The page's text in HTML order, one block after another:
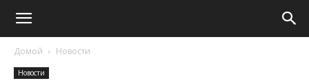
Домой Новости
Новости